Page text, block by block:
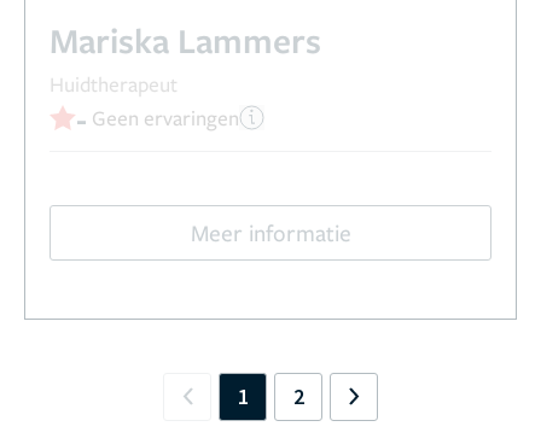
Mariska Lammers
Huidtherapeut
- Geen ervaringen
Meer informatie
Previous
1 2 Next